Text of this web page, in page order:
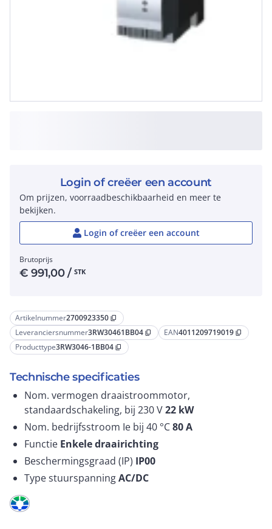
Artikelnummer2700923350 content_copy
Leveranciersnummer3RW30461BB04 content_copy EAN4011209719019 content_copy
Producttype3RW3046-1BB04 content_copy
Technische specificaties
Nom. vermogen draaistroommotor,
standaardschakeling, bij 230 V22 kW
Nom. bedrijfsstroom Ie bij 40 °C80A
Functie Enkele draairichting
Beschermingsgraad (IP) IP00
Type stuurspanningAC/DC
Login of creëer een account
Om prijzen, voorraadbeschikbaarheid en meer te
bekijken.
Login of creëer een account
Brutoprijs
€991,00/ STK